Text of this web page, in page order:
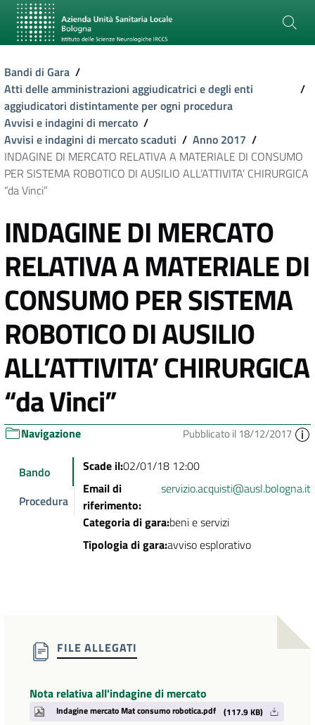
Bandi di Gara /
Atti delle amministrazioni aggiudicatrici e degli enti
aggiudicatori distintamente per ogni procedura
/
Avvisi e indagini di mercato /
Avvisi e indagini di mercato scaduti / Anno 2017 /
INDAGINE DI MERCATO RELATIVA A MATERIALE DI CONSUMO
PER SISTEMA ROBOTICO DI AUSILIO ALL’ATTIVITA’ CHIRURGICA
“da Vinci”
INDAGINE DI MERCATO
RELATIVA A MATERIALE DI
CONSUMO PER SISTEMA
ROBOTICO DI AUSILIO
ALL’ATTIVITA’ CHIRURGICA
“da Vinci”
Navigazione Pubblicato il 18/12/2017
Bando
Procedura
Scade il:02/01/18 12:00
Email di
riferimento:
servizio.acquisti@ausl.bologna.it
Categoria di gara:beni e servizi
Tipologia di gara:avviso esplorativo
FILE ALLEGATI
Nota relativa all'indagine di mercato
Indagine mercato Mat consumo robotica.pdf (117.9 KB)